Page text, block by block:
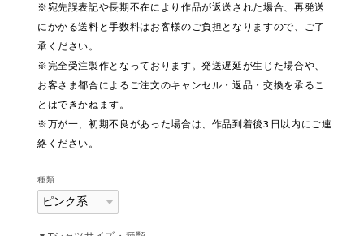
※宛先誤表記や長期不在により作品が返送された場合、再発送
にかかる送料と手数料はお客様のご負担となりますので、ご了
承ください。
※完全受注製作となっております。発送遅延が生じた場合や、
お客さま都合によるご注文のキャンセル・返品・交換を承るこ
とはできかねます。
※万が一、初期不良があった場合は、作品到着後3日以内にご連
絡ください。
種類